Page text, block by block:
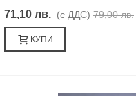
71,10 лв. (с ДДС) 79,00 лв.
КУПИ